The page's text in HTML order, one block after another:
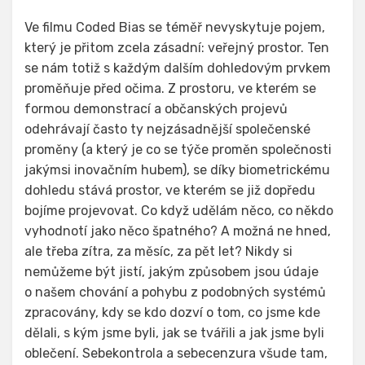
Ve filmu Coded Bias se téměř nevyskytuje pojem,
který je přitom zcela zásadní: veřejný prostor. Ten
se nám totiž s každým dalším dohledovým prvkem
proměňuje před očima. Z prostoru, ve kterém se
formou demonstrací a občanských projevů
odehrávají často ty nejzásadnější společenské
proměny (a který je co se týče proměn společnosti
jakýmsi inovačním hubem), se díky biometrickému
dohledu stává prostor, ve kterém se již dopředu
bojíme projevovat. Co když udělám něco, co někdo
vyhodnotí jako něco špatného? A možná ne hned,
ale třeba zítra, za měsíc, za pět let? Nikdy si
nemůžeme být jistí, jakým způsobem jsou údaje
o našem chování a pohybu z podobných systémů
zpracovány, kdy se kdo dozví o tom, co jsme kde
dělali, s kým jsme byli, jak se tvářili a jak jsme byli
oblečení. Sebekontrola a sebecenzura všude tam,